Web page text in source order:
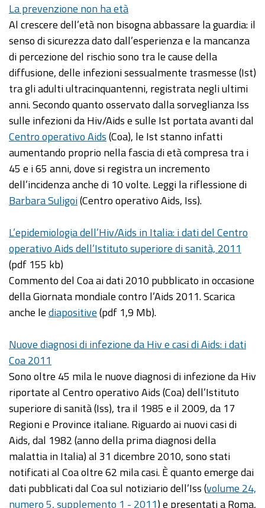
La prevenzione non ha età
Al crescere dell’età non bisogna abbassare la guardia: il
senso di sicurezza dato dall’esperienza e la mancanza
di percezione del rischio sono tra le cause della
diffusione, delle infezioni sessualmente trasmesse (Ist)
tra gli adulti ultracinquantenni, registrata negli ultimi
anni. Secondo quanto osservato dalla sorveglianza Iss
sulle infezioni da Hiv/Aids e sulle Ist portata avanti dal
Centro operativo Aids(Coa), le Ist stanno infatti
aumentando proprio nella fascia di età compresa tra i
45 e i 65 anni, dove si registra un incremento
dell’incidenza anche di 10 volte. Leggi la riflessione di
Barbara Suligoi(Centro operativo Aids, Iss).
L’epidemiologia dell’Hiv/Aids in Italia: i dati del Centro
operativo Aids dell’Istituto superiore di sanità, 2011
(pdf 155 kb)
Commento del Coa ai dati 2010 pubblicato in occasione
della Giornata mondiale contro l’Aids 2011. Scarica
anche lediapositive(pdf 1,9 Mb).
Nuove diagnosi di infezione da Hiv e casi di Aids: i dati
Coa 2011
Sono oltre 45 mila le nuove diagnosi di infezione da Hiv
riportate al Centro operativo Aids (Coa) dell’Istituto
superiore di sanità (Iss), tra il 1985 e il 2009, da 17
Regioni e Province italiane. Riguardo ai nuovi casi di
Aids, dal 1982 (anno della prima diagnosi della
malattia in Italia) al 31 dicembre 2010, sono stati
notificati al Coa oltre 62 mila casi. È quanto emerge dai
dati pubblicati dal Coa sul notiziario dell’Iss (volume 24,
numero 5, supplemento 1 - 2011) e presentati a Roma,